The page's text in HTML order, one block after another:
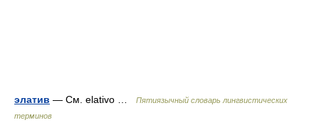
элатив — См. elativo …
Пятиязычный словарь лингвистических
терминов